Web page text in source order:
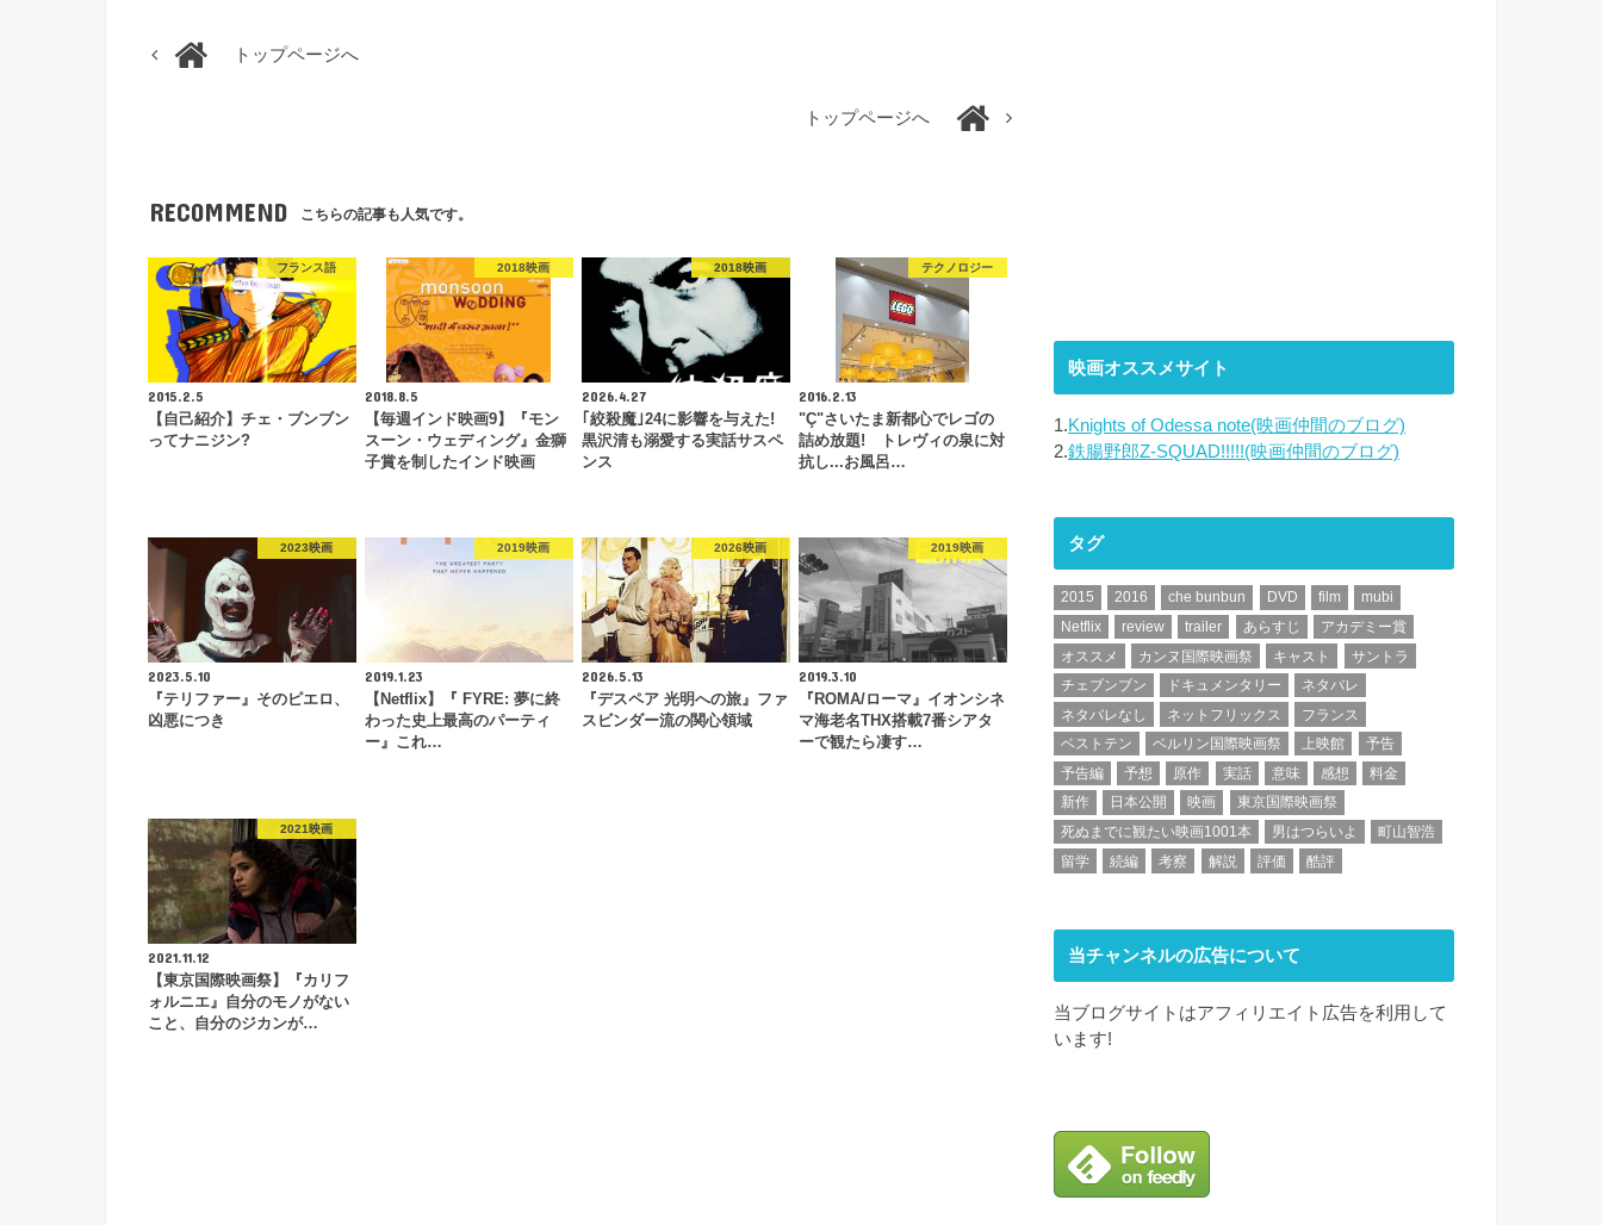
トップページへ
トップページへ
RECOMMEND こちらの記事も人気です。
フランス語
2015.2.5
【自己紹介】チェ・ブンブン
ってナニジン?
2018映画
2018.8.5
【毎週インド映画9】『モン
スーン・ウェディング』金獅
子賞を制したインド映画
2018映画
2026.4.27
｢絞殺魔｣24に影響を与えた!
黒沢清も溺愛する実話サスペ
ンス
テクノロジー
2016.2.13
"Ç"さいたま新都心でレゴの
詰め放題! トレヴィの泉に対
抗し...お風呂…
2023映画
2023.5.10
『テリファー』そのピエロ、
凶悪につき
2019映画
2019.1.23
【Netflix】『 FYRE: 夢に終
わった史上最高のパーティ
ー』これ…
2026映画
2026.5.13
『デスペア 光明への旅』ファ
スビンダー流の関心領域
2019映画
2019.3.10
『ROMA/ローマ』イオンシネ
マ海老名THX搭載7番シアタ
ーで観たら凄す…
2021映画
2021.11.12
【東京国際映画祭】『カリフ
ォルニエ』自分のモノがない
こと、自分のジカンが…
映画オススメサイト
1.Knights of Odessa note(映画仲間のブログ)
2.鉄腸野郎Z-SQUAD!!!!!(映画仲間のブログ)
タグ
2015 2016 che bunbun DVD film
mubi
Netflix
review trailer あらすじ
アカデミー賞
オススメ
カンヌ国際映画祭 キャスト
サントラ
チェブンブン
ドキュメンタリー
ネタバレ
ネタバレなし
ネットフリックス
フランス
ベストテン
ベルリン国際映画祭 上映館
予告
予告編
予想 原作 実話 意味 感想
料金
新作
日本公開 映画
東京国際映画祭
死ぬまでに観たい映画1001本
男はつらいよ
町山智浩
留学
続編 考察 解説 評価 酷評
当チャンネルの広告について
当ブログサイトはアフィリエイト広告を利用して
います!